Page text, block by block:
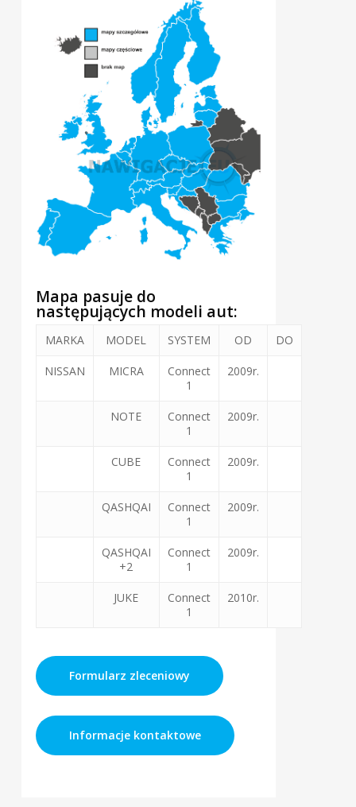
Mapa pasuje do
następujących modeli aut:
MARKA MODEL SYSTEM OD DO
NISSAN MICRA
Connect
1
2009r.
NOTE
Connect
1
2009r.
CUBE
Connect
1
2009r.
QASHQAI
Connect
1
2009r.
QASHQAI
+2
Connect
1
2009r.
JUKE
Connect
1
2010r.
Formularz zleceniowy
Informacje kontaktowe